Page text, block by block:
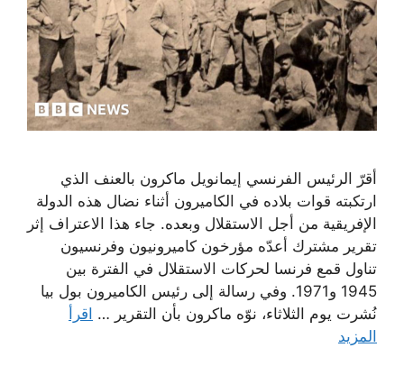
أقرّ الرئيس الفرنسي إيمانويل ماكرون بالعنف الذي
ارتكبته قوات بلاده في الكاميرون أثناء نضال هذه الدولة
الإفريقية من أجل الاستقلال وبعده. جاء هذا الاعتراف إثر
تقرير مشترك أعدّه مؤرخون كاميرونيون وفرنسيون
تناول قمع فرنسا لحركات الاستقلال في الفترة بين
1945 و1971. وفي رسالة إلى رئيس الكاميرون بول بيا
نُشرت يوم الثلاثاء، نوّه ماكرون بأن التقرير … اقرأ
المزيد